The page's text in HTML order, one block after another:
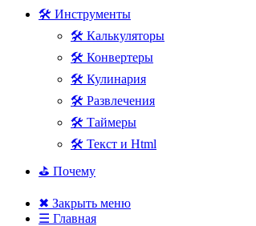
🛠 Инструменты
🛠 Калькуляторы
🛠 Конвертеры
🛠 Кулинария
🛠 Развлечения
🛠 Таймеры
🛠 Текст и Html
⛳ Почему
✖ Закрыть меню
☰ Главная